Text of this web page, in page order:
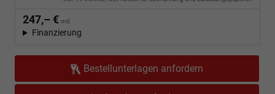
247,– € mtl.
Finanzierung
Bestellunterlagen anfordern